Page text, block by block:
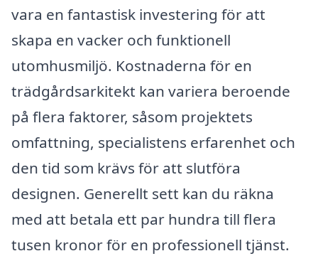
vara en fantastisk investering för att
skapa en vacker och funktionell
utomhusmiljö. Kostnaderna för en
trädgårdsarkitekt kan variera beroende
på flera faktorer, såsom projektets
omfattning, specialistens erfarenhet och
den tid som krävs för att slutföra
designen. Generellt sett kan du räkna
med att betala ett par hundra till flera
tusen kronor för en professionell tjänst.